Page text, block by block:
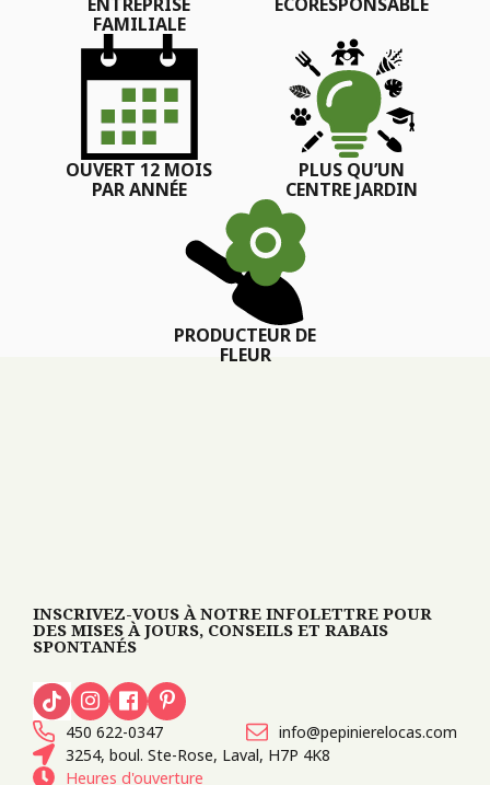
FAMILIALE
OUVERT 12 MOIS
PAR ANNÉE
PLUS QU’UN
CENTRE JARDIN
PRODUCTEUR DE
FLEUR
INSCRIVEZ-VOUS À NOTRE INFOLETTRE POUR
DES MISES À JOURS, CONSEILS ET RABAIS
SPONTANÉS
450 622-0347
info@pepinierelocas.com
3254, boul. Ste-Rose, Laval, H7P 4K8
Heures d'ouverture